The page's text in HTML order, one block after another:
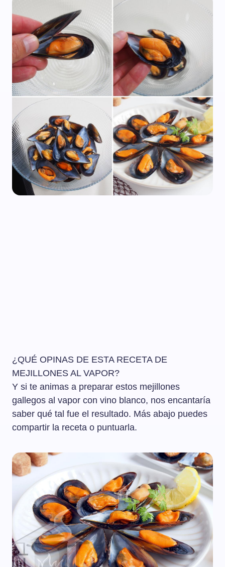
¿QUÉ OPINAS DE ESTA RECETA DE
MEJILLONES AL VAPOR?
Y si te animas a preparar estos mejillones
gallegos al vapor con vino blanco, nos encantaría
saber qué tal fue el resultado. Más abajo puedes
compartir la receta o puntuarla.